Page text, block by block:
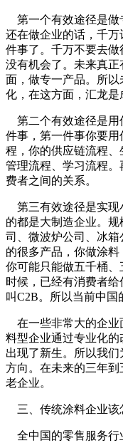
第一个有效途径是做
还在做企业的话，千
件事了。千万不要去
没有机会了。未来真
面，做专一产品。所
化，在这方面，汇龙是
第二个有效途径是用
件事，第一件事你要
程，你的供应链流程
管理流程、学习流程
费者之间的关系。
第三有效途径是实现
的都是大制造企业。
司、微波炉公司、冰
的很多产品，你做涂料
你可能只能做五千桶
时候，已经有消费者
叫C2B。所以当前中国
在一些非常大的企业
料型企业通过专业化
出现了新生。所以我
方向。在未来的三年
老企业。
三、传统涂料企业该
全中国的零售服务行